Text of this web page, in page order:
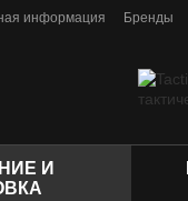
информация Бренды
И